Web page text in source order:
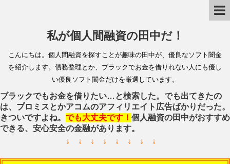
私が個人間融資の田中だ！
こんにちは。個人間融資を探すことが趣味の田中が、優良なソフト闇金
を紹介します。債務整理とか、ブラックでお金を借りれない人にも優し
い優良ソフト闇金だけを厳選しています。
ブラックでもお金を借りたい…と検索した。でも出てきたの
は、プロミスとかアコムのアフィリエイト広告ばかりだった。
きついですよね。 でも大丈夫です！ 個人融資の田中がおすすめ
できる、安心安全の金融があります。
↓ ↓ ↓ ↓ ↓ ↓ ↓ ↓